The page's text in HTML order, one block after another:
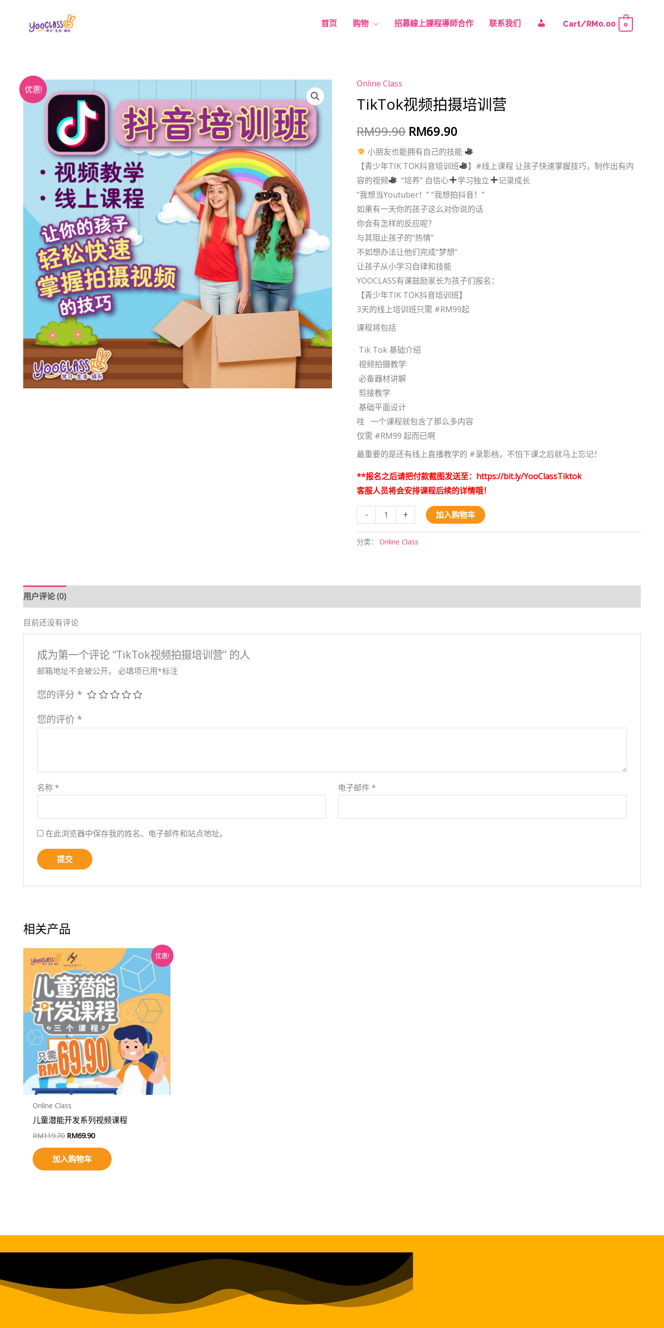
首页 购物 招募線上課程導師合作 联系我们 Cart/RM0.00 0
优惠!
Online Class
TikTok视频拍摄培训营
RM99.90
价
为：
RM99.90。
RM69.90
前
格
为：
RM69.90。
小朋友也能拥有自己的技能
【青少年TIK TOK抖音培训班
】#线上课程 让孩子快速掌握技巧，制作出有内
容的视频
“培养” 自信心 学习独立
记录成长
“我想当Youtuber！” “我想拍抖音！”
如果有一天你的孩子这么对你说的话
你会有怎样的反应呢？
与其阻止孩子的“热情”
不如想办法让他们完成“梦想”
让孩子从小学习自律和技能
YOOCLASS有课鼓励家长为孩子们报名：
【青少年TIK TOK抖音培训班】
3天的线上培训班只需 #RM99起
课程将包括
Tik Tok 基础介绍
视频拍摄教学
必备器材讲解
剪接教学
基础平面设计
哇 一个课程就包含了那么多内容
仅需 #RM99 起而已啊
最重要的是还有线上直播教学的 #录影档，不怕下课之后就马上忘记！
**报名之后请把付款截图发送至：https://bit.ly/YooClassTiktok
客服人员将会安排课程后续的详情哦！
-
TikTok
视
拍
培
训
营
数
量
+ 加入购物车
分类： Online Class
用户评论 (0)
目前还没有评论
成为第一个评论 “TikTok视频拍摄培训营” 的人
邮箱地址不会被公开。 必填项已用*标注
您的评分 *
您的评价 *
名称 * 电子邮件 *
在此浏览器中保存我的姓名、电子邮件和站点地址。
相关产品
优惠!
Online Class
儿童潜能开发系列视频课程
RM119.70
原
价
为：
RM119.70。
RM69.90
价
格
为：
RM69.90。
加入购物车